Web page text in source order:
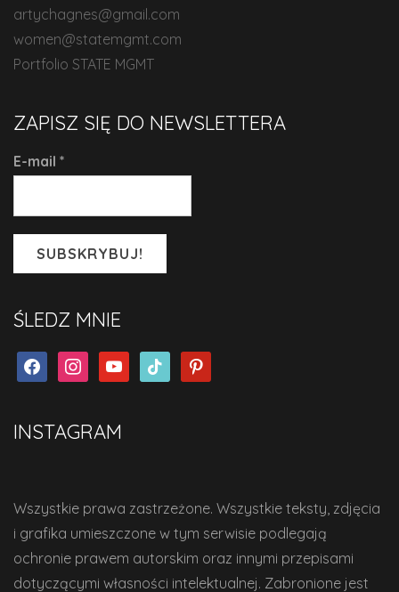
artychagnes@gmail.com
women@statemgmt.com
Portfolio STATE MGMT
ZAPISZ SIĘ DO NEWSLETTERA
E-mail *
ŚLEDZ MNIE
facebookinstagramyoutubetiktok pinterest
INSTAGRAM
Wszystkie prawa zastrzeżone. Wszystkie teksty, zdjęcia
i grafika umieszczone w tym serwisie podlegają
ochronie prawem autorskim oraz innymi przepisami
dotyczącymi własności intelektualnej. Zabronione jest